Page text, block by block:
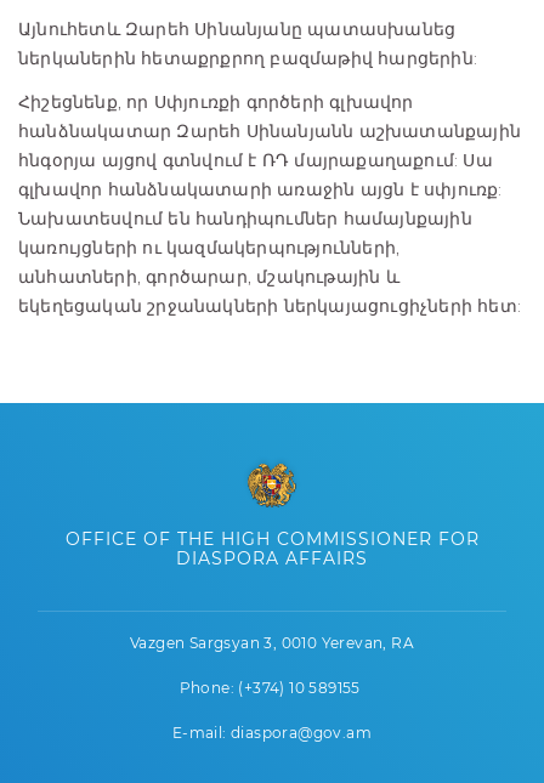
Այնուհետև Զարեհ Սինանյանը պատասխանեց
ներկաներին հետաքրքրող բազմաթիվ հարցերին:
Հիշեցնենք, որ Սփյուռքի գործերի գլխավոր
հանձնակատար Զարեհ Սինանյանն աշխատանքային
հնգօրյա այցով գտնվում է ՌԴ մայրաքաղաքում: Սա
գլխավոր հանձնակատարի առաջին այցն է սփյուռք:
Նախատեսվում են հանդիպումներ համայնքային
կառույցների ու կազմակերպությունների,
անհատների, գործարար, մշակութային և
եկեղեցական շրջանակների ներկայացուցիչների հետ:
OFFICE OF THE HIGH COMMISSIONER FOR
DIASPORA AFFAIRS
Vazgen Sargsyan 3, 0010 Yerevan, RA
Phone: (+374) 10 589155
E-mail: diaspora@gov.am